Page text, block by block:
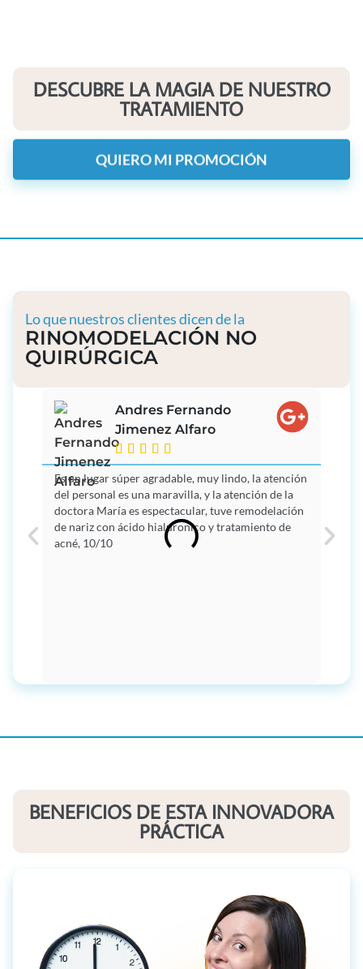
DESCUBRE LA MAGIA DE NUESTRO
TRATAMIENTO
QUIERO MI PROMOCIÓN
Lo que nuestros clientes dicen de la
RINOMODELACIÓN NO
QUIRÚRGICA
Andres Fernando
Jimenez Alfaro
    
Es un lugar súper agradable, muy lindo, la atención
del personal es una maravilla, y la atención de la
doctora María es espectacular, tuve remodelación
de nariz con ácido hialuronico y tratamiento de
acné, 10/10
BENEFICIOS DE ESTA INNOVADORA
PRÁCTICA